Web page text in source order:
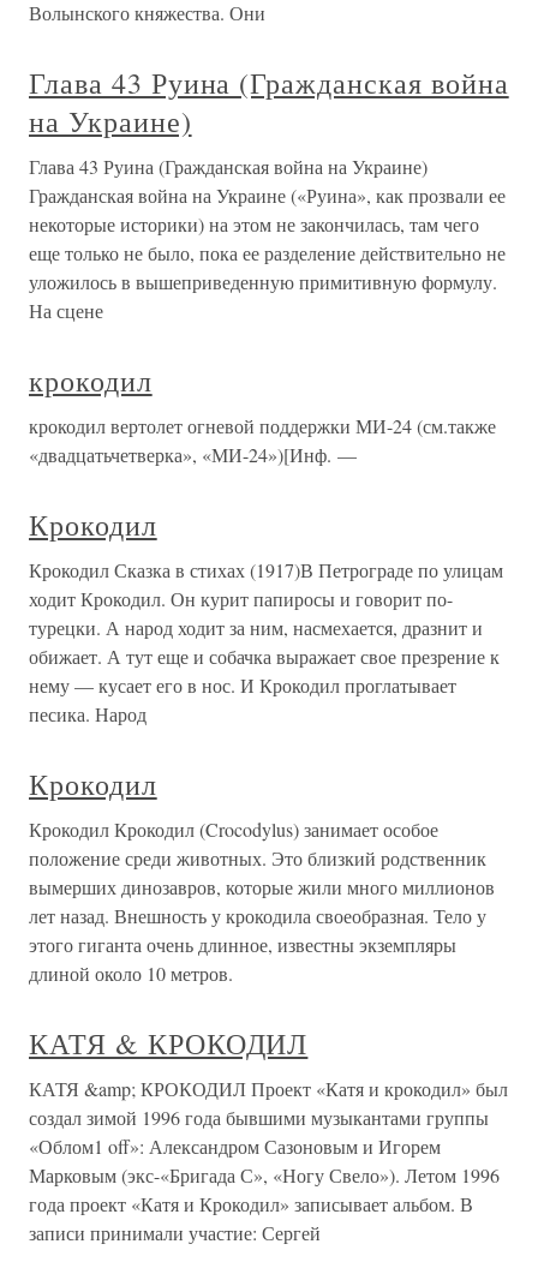
Волынского княжества. Они
Глава 43 Руина (Гражданская война
на Украине)
Глава 43 Руина (Гражданская война на Украине)
Гражданская война на Украине («Руина», как прозвали ее
некоторые историки) на этом не закончилась, там чего
еще только не было, пока ее разделение действительно не
уложилось в вышеприведенную примитивную формулу.
На сцене
крокодил
крокодил вертолет огневой поддержки МИ-24 (см.также
«двадцатьчетверка», «МИ-24»)[Инф. —
Крокодил
Крокодил Сказка в стихах (1917)В Петрограде по улицам
ходит Крокодил. Он курит папиросы и говорит по-
турецки. А народ ходит за ним, насмехается, дразнит и
обижает. А тут еще и собачка выражает свое презрение к
нему — кусает его в нос. И Крокодил проглатывает
песика. Народ
Крокодил
Крокодил Крокодил (Crocodylus) занимает особое
положение среди животных. Это близкий родственник
вымерших динозавров, которые жили много миллионов
лет назад. Внешность у крокодила своеобразная. Тело у
этого гиганта очень длинное, известны экземпляры
длиной около 10 метров.
КАТЯ & КРОКОДИЛ
КАТЯ &amp; КРОКОДИЛ Проект «Катя и крокодил» был
создал зимой 1996 года бывшими музыкантами группы
«Облом1 off»: Александром Сазоновым и Игорем
Марковым (экс-«Бригада С», «Ногу Свело»). Летом 1996
года проект «Катя и Крокодил» записывает альбом. В
записи принимали участие: Сергей